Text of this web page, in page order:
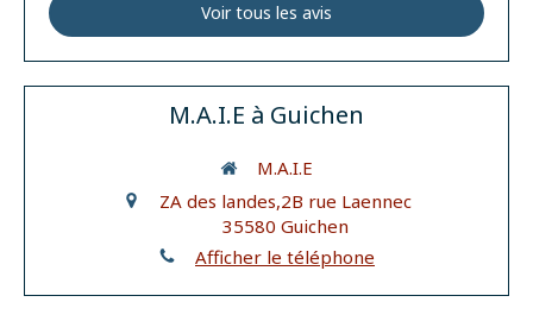
Voir tous les avis
M.A.I.E à Guichen
M.A.I.E
ZA des landes,2B rue Laennec
35580 Guichen
Afficher le téléphone